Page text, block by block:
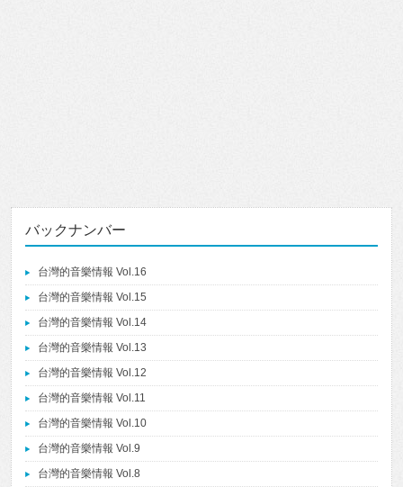
バックナンバー
台灣的音樂情報 Vol.16
台灣的音樂情報 Vol.15
台灣的音樂情報 Vol.14
台灣的音樂情報 Vol.13
台灣的音樂情報 Vol.12
台灣的音樂情報 Vol.11
台灣的音樂情報 Vol.10
台灣的音樂情報 Vol.9
台灣的音樂情報 Vol.8